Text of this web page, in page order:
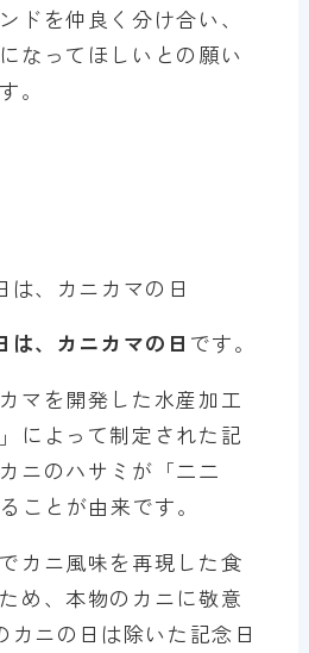
ドを仲良く分け合い、
なってほしいとの願い
。
は、カニカマの日 です。
マを開発した水産加工
によって制定された記
ニのハサミが「二二
ことが由来です。
カニ風味を再現した食
め、本物のカニに敬意
カニの日は除いた記念日